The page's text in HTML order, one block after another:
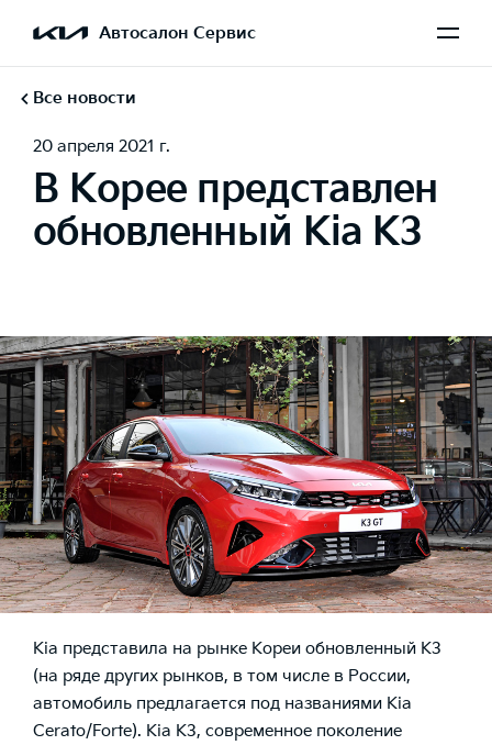
Автосалон Сервис
Все новости
20 апреля 2021 г.
В Корее представлен
обновленный Kia K3
Kia представила на рынке Кореи обновленный K3
(на ряде других рынков, в том числе в России,
автомобиль предлагается под названиями Kia
Cerato/Forte). Kia K3, современное поколение